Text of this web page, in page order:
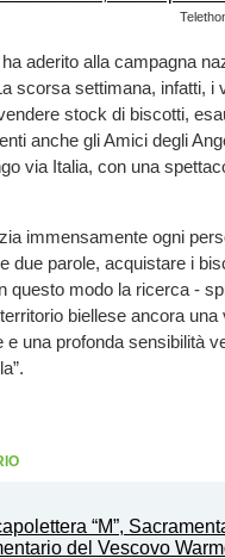
aderito alla campagna
scorsa settimana, infatti, i
stock di biscotti,
anche gli Amici degli
via Italia, con una
immensamente ogni
due parole, acquistare i
questo modo la ricerca -
biellese ancora
e una profonda sensibilità